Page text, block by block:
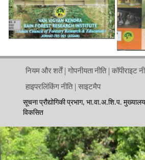
नियम और शर्तें गोपनीयता नीति कॉपीराइट
हाइपरलिंकिंग नीति
साइटमैप
सूचना प्रौद्योगिकी प्रभाग, भा.वा.अ.शि.प.
विकसित